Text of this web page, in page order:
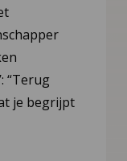
“Terug
je begrijpt